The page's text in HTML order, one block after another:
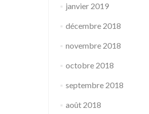
janvier 2019
décembre 2018
novembre 2018
octobre 2018
septembre 2018
août 2018